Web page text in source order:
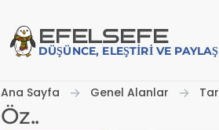
EFELSEFE
DÜŞÜNCE, ELEŞTIRI VE
Ana Sayfa Genel Alanlar
Öz..